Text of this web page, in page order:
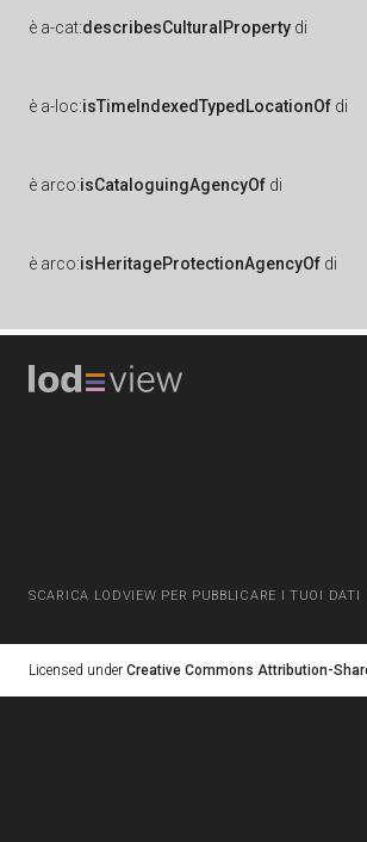
è a-cat:describesCulturalProperty di
è a-loc:isTimeIndexedTypedLocationOf di
è arco:isCataloguingAgencyOf di
è arco:isHeritageProtectionAgencyOf di
SCARICA LODVIEW PER PUBBLICARE I TUOI DATI
Licensed under Creative Commons Attribution-